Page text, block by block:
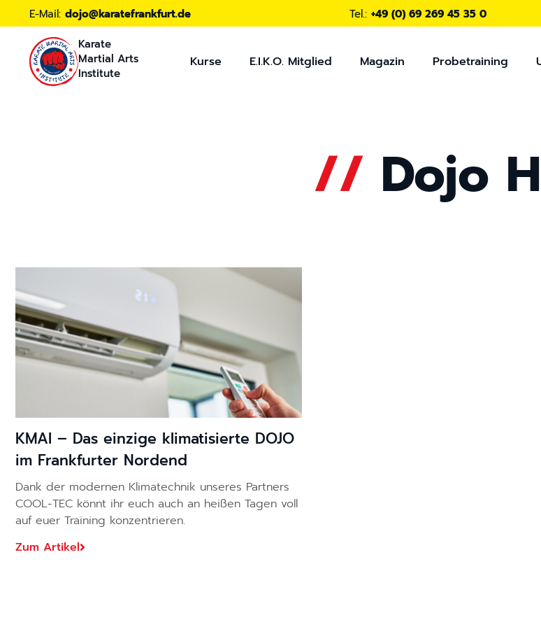
E-Mail: dojo@karatefrankfurt.de Tel.: +49 (0) 69 269 45 35 0
Karate
Martial Arts
Institute
Kurse E.I.K.O. Mitglied Magazin Probetraining
// Dojo
KMAI – Das einzige klimatisierte DOJO
im Frankfurter Nordend
Dank der modernen Klimatechnik unseres Partners
COOL-TEC könnt ihr euch auch an heißen Tagen voll
auf euer Training konzentrieren.
Zum Artikel